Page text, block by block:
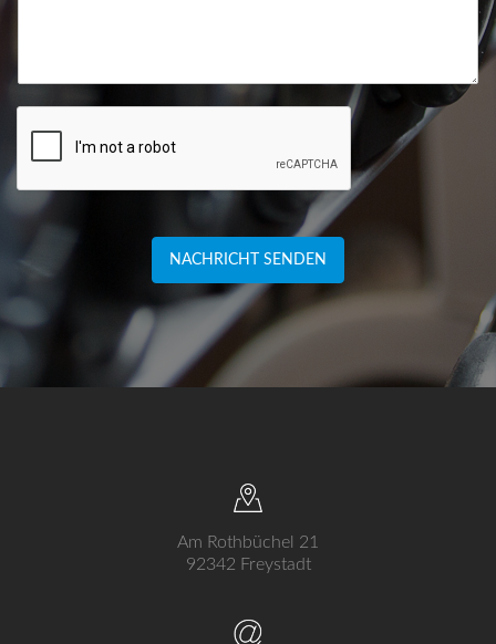
NACHRICHT SENDEN
Am Rothbüchel 21
92342 Freystadt